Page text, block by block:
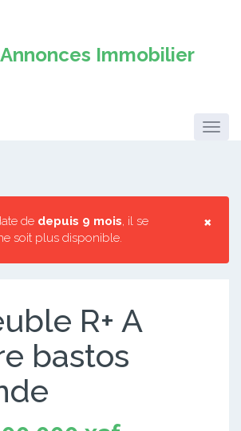
×
de depuis 9 mois, il se
soit plus disponible.
R+ A
bastos